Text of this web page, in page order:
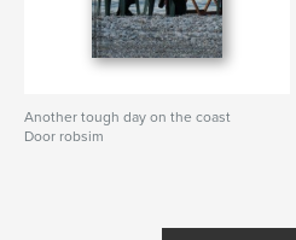
Another tough day on the coast
Door robsim